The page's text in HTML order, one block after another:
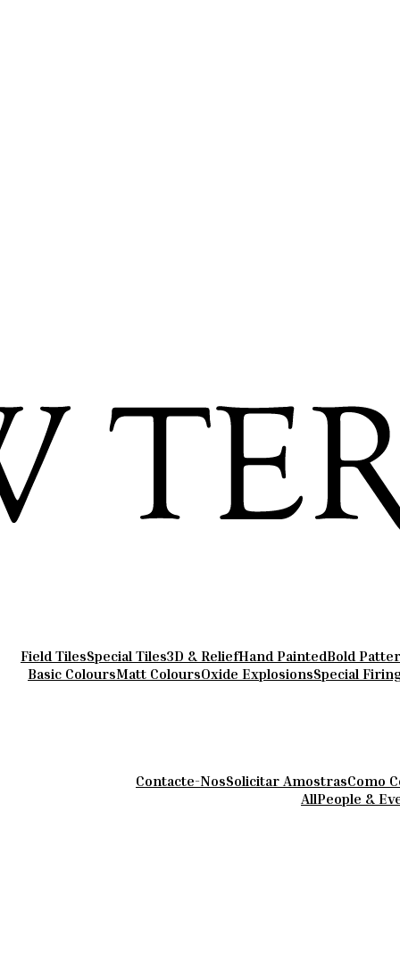
Field TilesSpecial Tiles3D & ReliefHand PaintedBold
Basic ColoursMatt ColoursOxide ExplosionsSpecial Firing
Contacte-NosSolicitar AmostrasComo
AllPeople &